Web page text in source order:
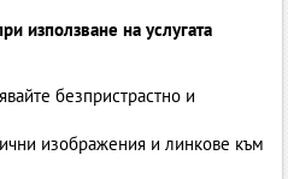
използване на услугата
безпристрастно и
изображения и линкове към